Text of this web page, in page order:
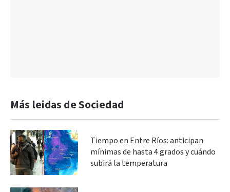
Más leidas de Sociedad
Tiempo en Entre Ríos: anticipan
mínimas de hasta 4 grados y cuándo
subirá la temperatura